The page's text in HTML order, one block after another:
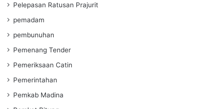
Pelepasan Ratusan Prajurit
pemadam
pembunuhan
Pemenang Tender
Pemeriksaan Catin
Pemerintahan
Pemkab Madina